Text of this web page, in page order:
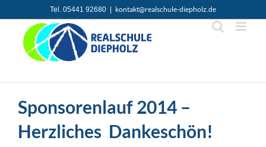
Inhalt
springen
Tel. 05441 92680 kontakt@realschule-diepholz.de
Sponsorenlauf 2014 –
Herzliches Dankeschön!